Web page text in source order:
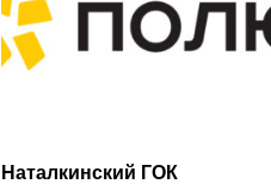
Наталкинский ГОК